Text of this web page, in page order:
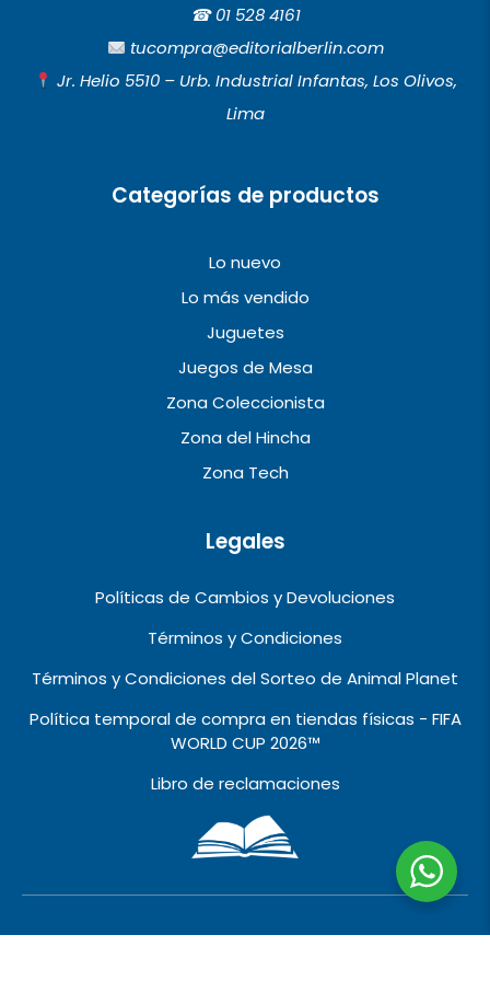
b
o
o
t
a
g
r
a
u
b
e
☎︎01 528 4161
tucompra@editorialberlin.com
Jr. Helio 5510 – Urb. Industrial Infantas, Los Olivos,
Lima
Categorías de productos
Lo nuevo
Lo más vendido
Juguetes
Juegos de Mesa
Zona Coleccionista
Zona del Hincha
Zona Tech
Legales
Políticas de Cambios y Devoluciones
Términos y Condiciones
Términos y Condiciones del Sorteo de Animal Planet
Política temporal de compra en tiendas físicas - FIFA
WORLD CUP 2026™️
Libro de reclamaciones